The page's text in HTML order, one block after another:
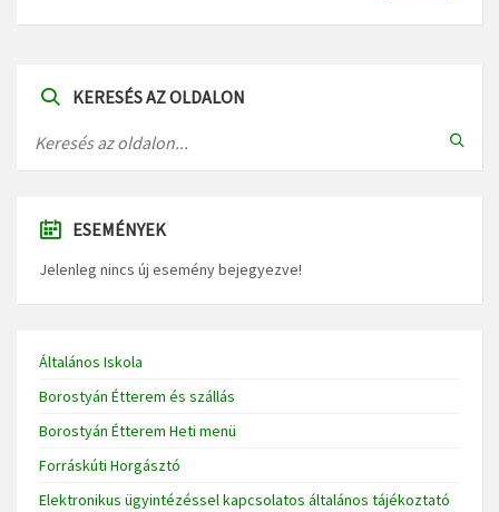
KERESÉS AZ OLDALON
ESEMÉNYEK
Jelenleg nincs új esemény bejegyezve!
Általános Iskola
Borostyán Étterem és szállás
Borostyán Étterem Heti menü
Forráskúti Horgásztó
Elektronikus ügyintézéssel kapcsolatos általános tájékoztató